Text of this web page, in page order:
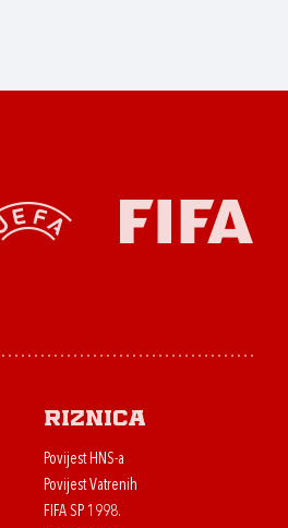
Riznica
Povijest HNS-a
Povijest Vatrenih
FIFA SP 1998.